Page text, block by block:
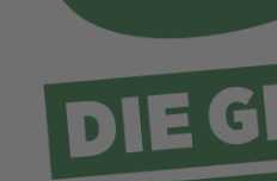
Murtal
Südoststeiermark
Voitsberg